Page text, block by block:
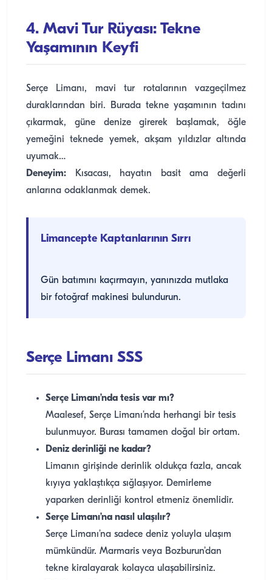
4. Mavi Tur Rüyası: Tekne
Yaşamının Keyfi
Serçe Limanı, mavi tur rotalarının vazgeçilmez
duraklarından biri. Burada tekne yaşamının tadını
çıkarmak, güne denize girerek başlamak, öğle
yemeğini teknede yemek, akşam yıldızlar altında
uyumak…
Deneyim: Kısacası, hayatın basit ama değerli
anlarına odaklanmak demek.
Limancepte Kaptanlarının Sırrı
Gün batımını kaçırmayın, yanınızda mutlaka
bir fotoğraf makinesi bulundurun.
Serçe Limanı SSS
Serçe Limanı’nda tesis var mı?
Maalesef, Serçe Limanı’nda herhangi bir tesis
bulunmuyor. Burası tamamen doğal bir ortam.
Deniz derinliği ne kadar?
Limanın girişinde derinlik oldukça fazla, ancak
kıyıya yaklaştıkça sığlaşıyor. Demirleme
yaparken derinliği kontrol etmeniz önemlidir.
Serçe Limanı’na nasıl ulaşılır?
Serçe Limanı’na sadece deniz yoluyla ulaşım
mümkündür. Marmaris veya Bozburun’dan
tekne kiralayarak kolayca ulaşabilirsiniz.